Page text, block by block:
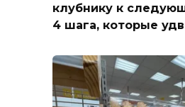
клубнику к
4 шага, которые